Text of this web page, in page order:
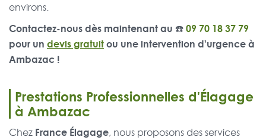
environs.
Contactez-nous dès maintenant au ☎️09 70 18 37 79
pour un devis gratuitou une intervention d'urgence à
Ambazac !
Prestations Professionnelles d'Élagage
à Ambazac
Chez France Élagage, nous proposons des services